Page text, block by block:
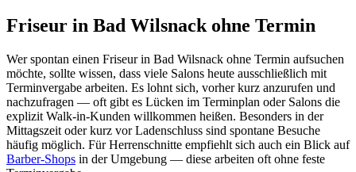
Friseur in Bad Wilsnack ohne Termin
Wer spontan einen Friseur in Bad Wilsnack ohne Termin aufsuchen
möchte, sollte wissen, dass viele Salons heute ausschließlich mit
Terminvergabe arbeiten. Es lohnt sich, vorher kurz anzurufen und
nachzufragen — oft gibt es Lücken im Terminplan oder Salons die
explizit Walk-in-Kunden willkommen heißen. Besonders in der
Mittagszeit oder kurz vor Ladenschluss sind spontane Besuche
häufig möglich. Für Herrenschnitte empfiehlt sich auch ein Blick auf
Barber-Shops in der Umgebung — diese arbeiten oft ohne feste